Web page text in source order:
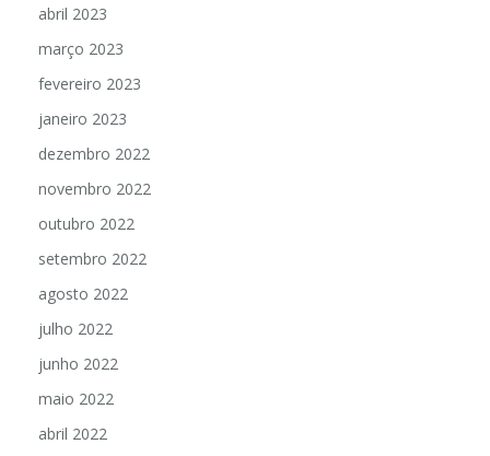
abril 2023
março 2023
fevereiro 2023
janeiro 2023
dezembro 2022
novembro 2022
outubro 2022
setembro 2022
agosto 2022
julho 2022
junho 2022
maio 2022
abril 2022